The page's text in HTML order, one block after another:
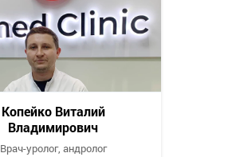
Копейко Виталий
Владимирович
Врач-уролог, андролог